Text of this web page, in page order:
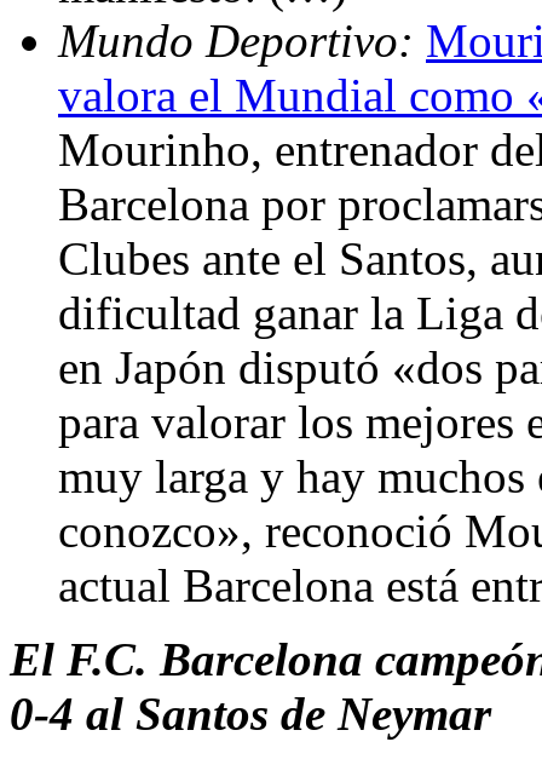
Mundo Deportivo:
valora el Mundial como
Mourinho, entrenador
Barcelona por
Clubes ante el Santos,
dificultad ganar la Liga
en Japón disputó «dos
para valorar los mejores
muy larga y hay
conozco», reconoció
actual Barcelona está
El F.C. Barcelona
0-4 al Santos de Neymar